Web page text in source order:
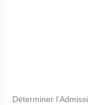
Déterminer